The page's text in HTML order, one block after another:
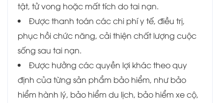
tật, tử vong hoặc mất tích do tai nạn.
Được thanh toán các chi phí y tế, điều trị,
phục hồi chức năng, cải thiện chất lượng cuộc
sống sau tai nạn.
Được hưởng các quyền lợi khác theo quy
định của từng sản phẩm bảo hiểm, như bảo
hiểm hành lý, bảo hiểm du lịch, bảo hiểm xe cộ,